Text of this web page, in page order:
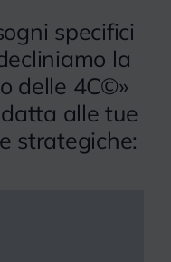
specifici
la
delle 4C©»
alle tue
strategiche: